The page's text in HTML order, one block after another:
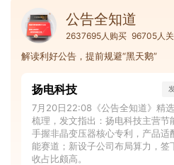
公告全知道
2637695人购买 96705人
解读利好公告，提前规避“黑天鹅”
扬电科技
7月20日22:08《公告全知道》精
梳理，发文指出：扬电科技主营节
手握非晶变压器核心专利，产品适
能赛道；新设子公司布局算力，
收占比颇高。